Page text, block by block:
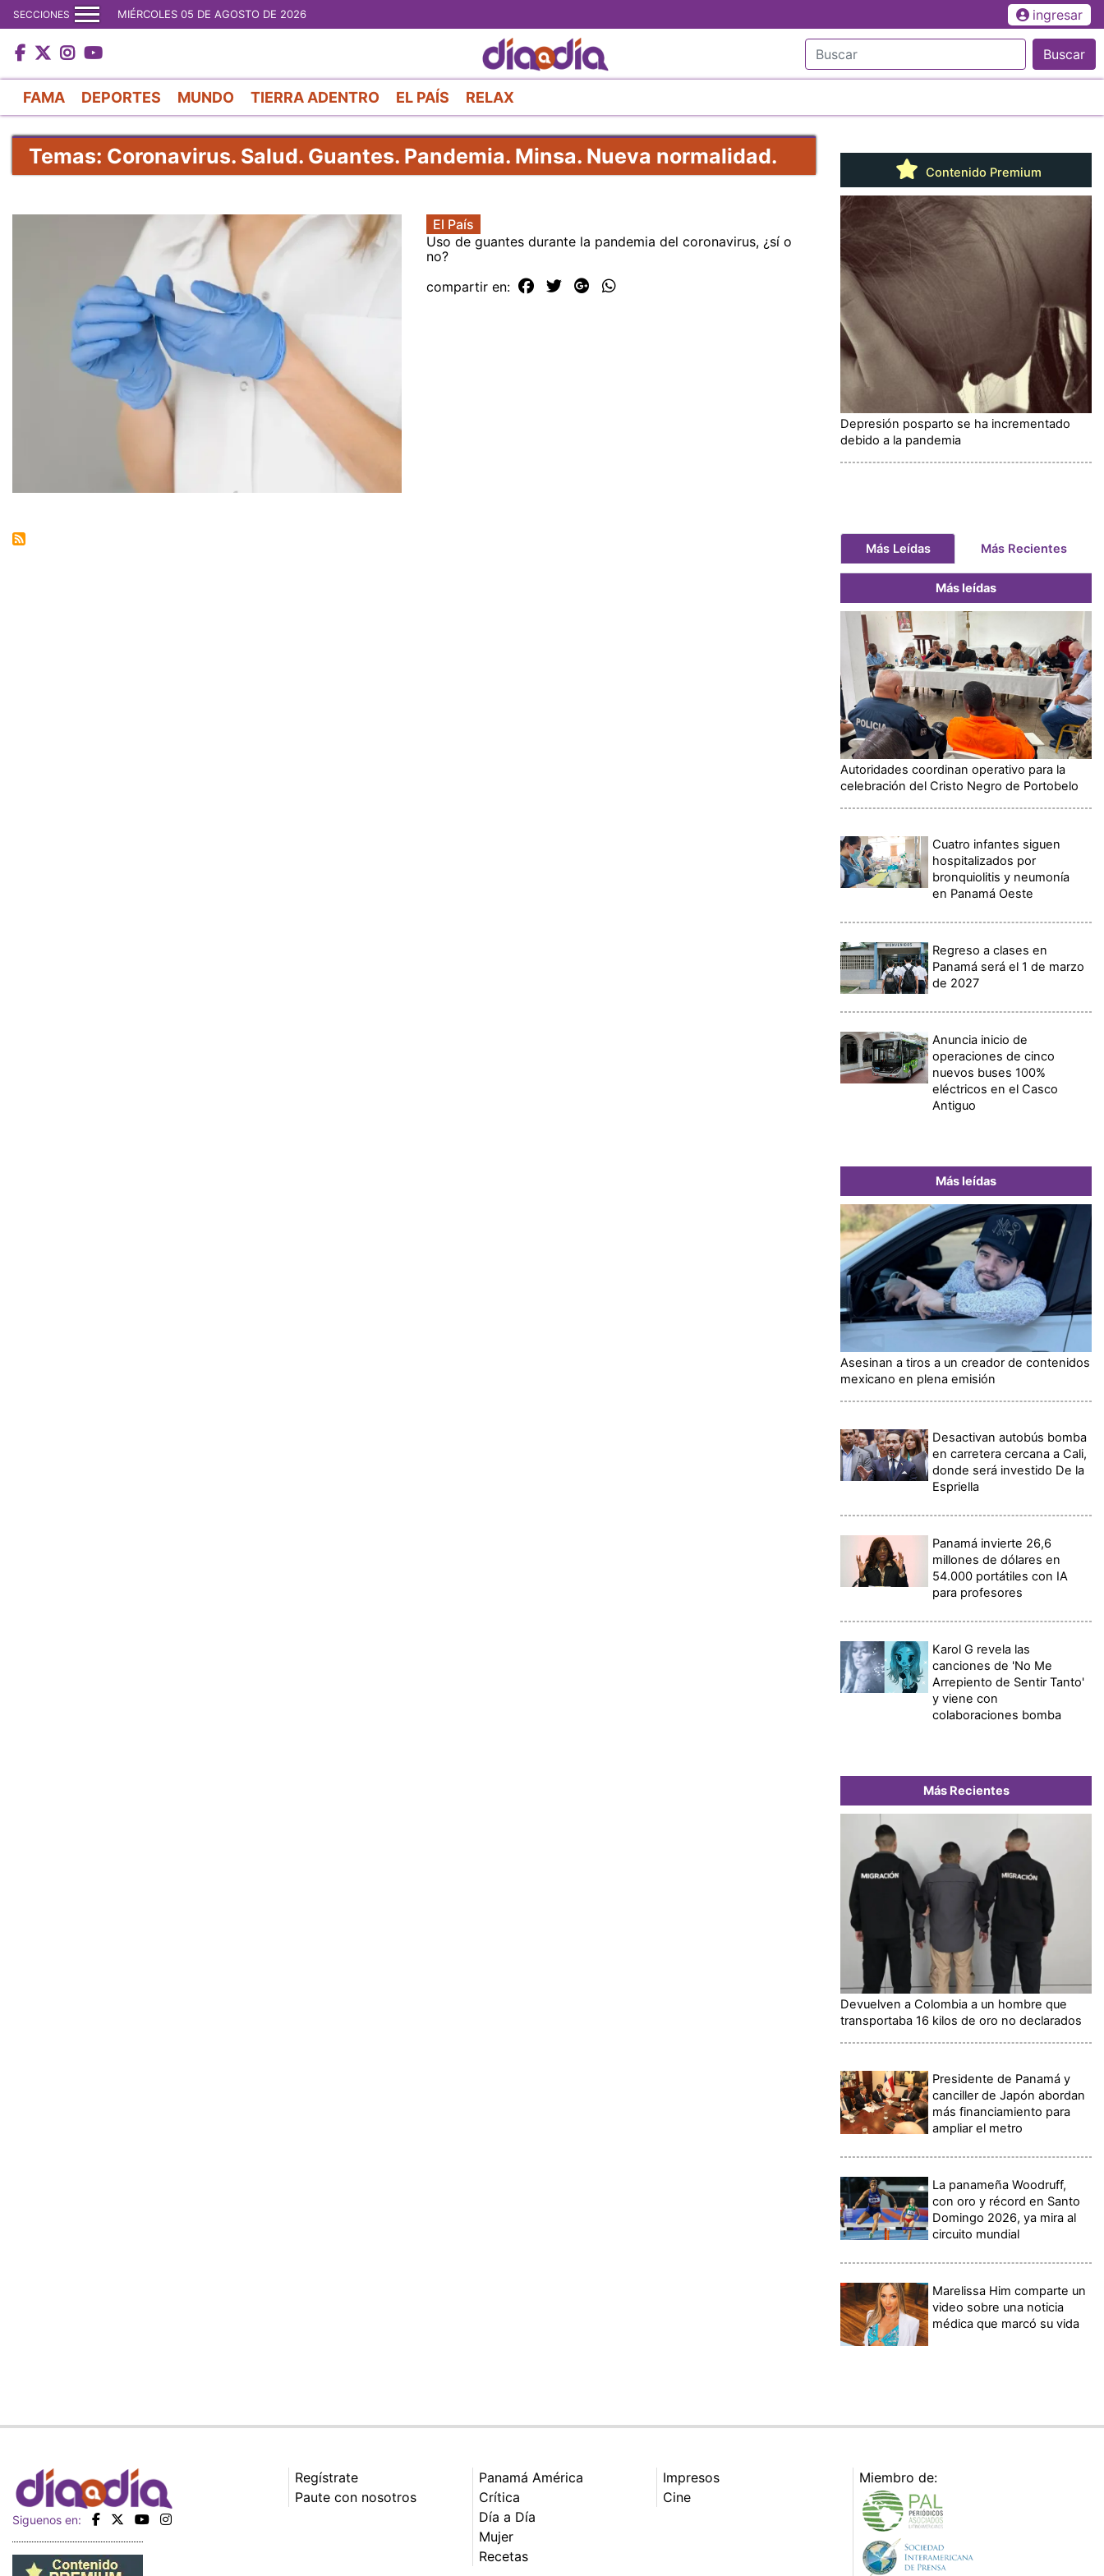
al
contenido
principal
SECCIONES MIÉRCOLES 05 DE AGOSTO DE 2026 ingresar
Buscar
FAMA DEPORTES MUNDO TIERRA ADENTRO EL PAÍS RELAX
Temas: Coronavirus. Salud. Guantes. Pandemia. Minsa. Nueva normalidad.
El País
Uso de guantes durante la pandemia del coronavirus, ¿sí o
no?
compartir en:
Contenido Premium
Depresión posparto se ha incrementado
debido a la pandemia
Más Leídas Más Recientes
Más leídas
Autoridades coordinan operativo para la
celebración del Cristo Negro de Portobelo
Cuatro infantes siguen
hospitalizados por
bronquiolitis y neumonía
en Panamá Oeste
Regreso a clases en
Panamá será el 1 de marzo
de 2027
Anuncia inicio de
operaciones de cinco
nuevos buses 100%
eléctricos en el Casco
Antiguo
Más leídas
Asesinan a tiros a un creador de contenidos
mexicano en plena emisión
Desactivan autobús bomba
en carretera cercana a Cali,
donde será investido De la
Espriella
Panamá invierte 26,6
millones de dólares en
54.000 portátiles con IA
para profesores
Karol G revela las
canciones de 'No Me
Arrepiento de Sentir Tanto'
y viene con
colaboraciones bomba
Más Recientes
Devuelven a Colombia a un hombre que
transportaba 16 kilos de oro no declarados
Presidente de Panamá y
canciller de Japón abordan
más financiamiento para
ampliar el metro
La panameña Woodruff,
con oro y récord en Santo
Domingo 2026, ya mira al
circuito mundial
Marelissa Him comparte un
video sobre una noticia
médica que marcó su vida
Siguenos en:
Regístrate
Paute con nosotros
Panamá América
Crítica
Día a Día
Mujer
Recetas
Impresos
Cine
Miembro de: